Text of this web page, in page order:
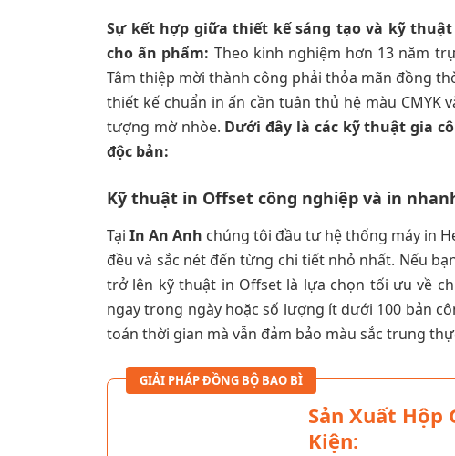
Sự kết hợp giữa thiết kế sáng tạo và kỹ
cho ấn phẩm: Theo kinh nghiệm hơn 13 năm
Tâm thiệp mời thành công phải thỏa mãn đồng
thiết kế chuẩn in ấn cần tuân thủ hệ màu CMYK
tượng mờ nhòe. Dưới đây là các kỹ thuật gia
độc bản:
Kỹ thuật in Offset công nghiệp và in
Tại In An Anh chúng tôi đầu tư hệ thống máy in
đều và sắc nét đến từng chi tiết nhỏ nhất. Nếu
trở lên kỹ thuật in Offset là lựa chọn tối ưu về
ngay trong ngày hoặc số lượng ít dưới 100 bản
toán thời gian mà vẫn đảm bảo màu sắc trung
GIẢI PHÁP ĐỒNG BỘ BAO BÌ
Sản Xuất Hộp
Kiện: